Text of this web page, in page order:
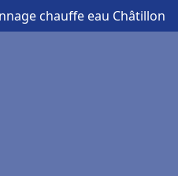
chauffe eau Châtillon